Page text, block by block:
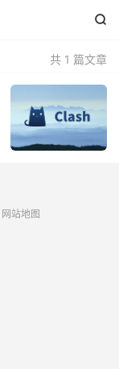

共 1 篇文章
网站地图